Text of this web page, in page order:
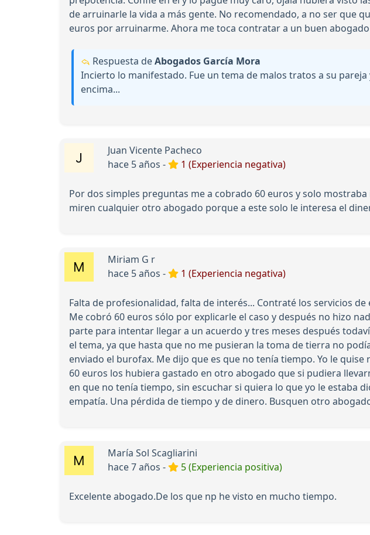
de arruinarle la vida a más gente. No recomendado, a no ser que
euros por arruinarme. Ahora me toca contratar a un buen
Respuesta deAbogados García Mora
Incierto lo manifestado. Fue un tema de malos tratos a su
encima...
Juan Vicente Pacheco
hace 5 años -
1 (Experiencia negativa)
Por dos simples preguntas me a cobrado 60 euros y solo
miren cualquier otro abogado porque a este solo le interesa el
Miriam G r
hace 5 años -
1 (Experiencia negativa)
Falta de profesionalidad, falta de interés... Contraté los servicios
Me cobró 60 euros sólo por explicarle el caso y después no hizo
parte para intentar llegar a un acuerdo y tres meses después
el tema, ya que hasta que no me pusieran la toma de tierra no
enviado el burofax. Me dijo que es que no tenía tiempo. Yo le
60 euros los hubiera gastado en otro abogado que si pudiera
en que no tenía tiempo, sin escuchar si quiera lo que yo le estaba
empatía. Una pérdida de tiempo y de dinero. Busquen otro
María Sol Scagliarini
hace 7 años -
5 (Experiencia positiva)
Excelente abogado.De los que np he visto en mucho tiempo.